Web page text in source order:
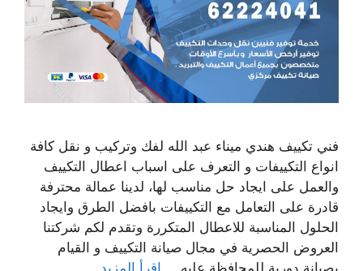
فني تكييف هندي ميناء عبد الله لفك وتركيب و نقل كافة
انواع التكييفات و التعرف على اسباب اعطال التكييف
والعمل على ايجاد حل مناسب لها، لدينا عمالة محترفة
قادرة على التعامل مع التكييفات بافضل الطرق وايجاد
الحلول المناسبة للاعطال المتكررة وتقدم لكم شركتنا
العروض الحصرية في مجال صيانة التكييف و القيام
بصيانة دورية للمحافظة عليه … اقرأ المزيد